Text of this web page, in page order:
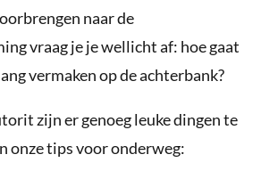
naar de
vraag je je wellicht af: hoe gaat
vermaken op de achterbank?
zijn er genoeg leuke dingen te
onze tips voor onderweg: